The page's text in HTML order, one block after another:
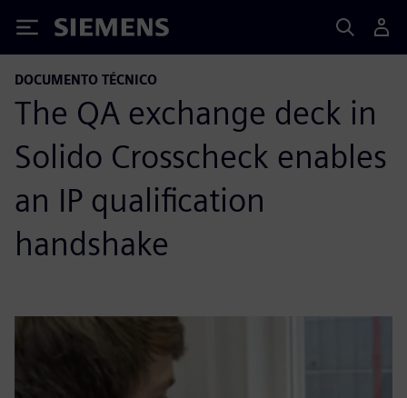
Siemens
DOCUMENTO TÉCNICO
The QA exchange deck in
Solido Crosscheck enables
an IP qualification
handshake